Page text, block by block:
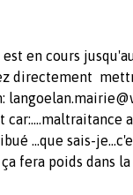
en cours
directement
...que sais-
fera poids dans